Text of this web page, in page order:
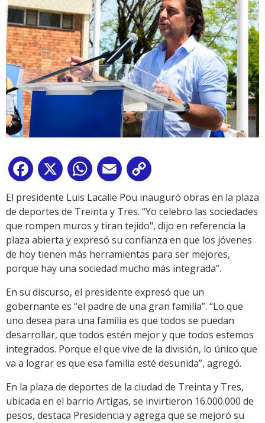
Facebook
X WhatsApp
Email
Link
El presidente Luis Lacalle Pou inauguró obras en la plaza
de deportes de Treinta y Tres. “Yo celebro las sociedades
que rompen muros y tiran tejido", dijo en referencia la
plaza abierta y expresó su confianza en que los jóvenes
de hoy tienen más herramientas para ser mejores,
porque hay una sociedad mucho más integrada”.
En su discurso, el presidente expresó que un
gobernante es “el padre de una gran familia”. “Lo que
uno desea para una familia es que todos se puedan
desarrollar, que todos estén mejor y que todos estemos
integrados. Porque el que vive de la división, lo único que
va a lograr es que esa familia esté desunida”, agregó.
En la plaza de deportes de la ciudad de Treinta y Tres,
ubicada en el barrio Artigas, se invirtieron 16.000.000 de
pesos, destaca Presidencia y agrega que se mejoró su